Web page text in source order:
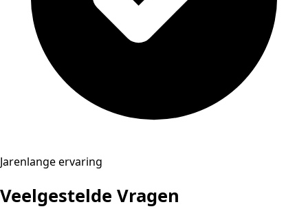
Jarenlange ervaring
Veelgestelde Vragen